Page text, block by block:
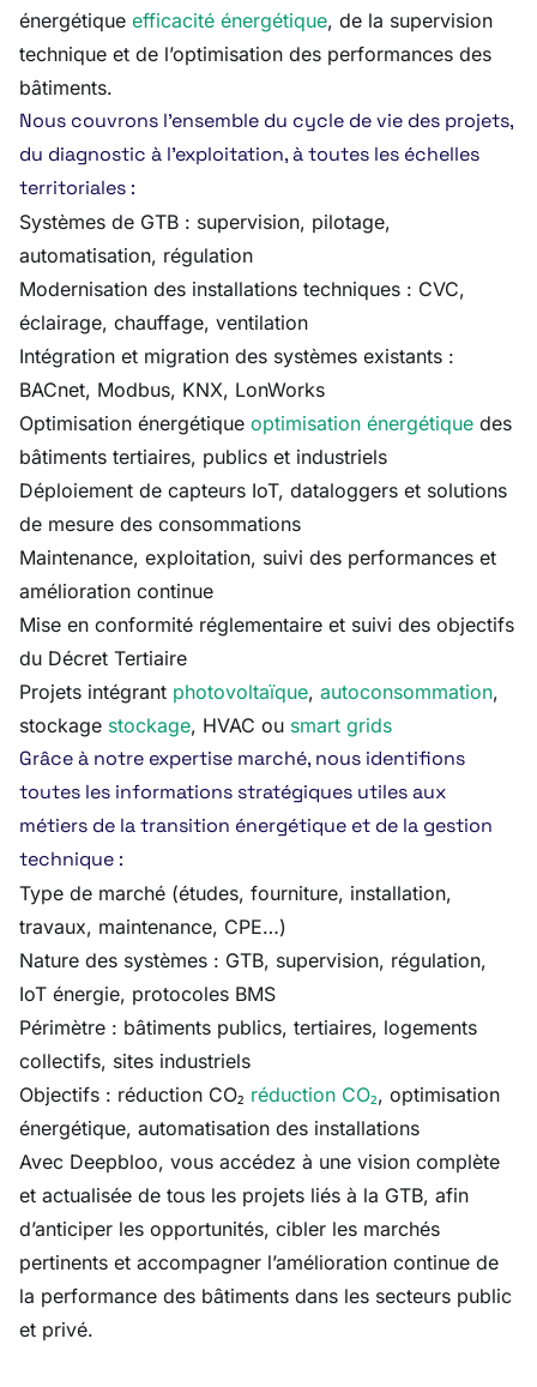
énergétique efficacité énergétique, de la supervision
technique et de l’optimisation des performances des
bâtiments.
Nous couvrons l’ensemble du cycle de vie des projets,
du diagnostic à l’exploitation, à toutes les échelles
territoriales :
Systèmes de GTB : supervision, pilotage,
automatisation, régulation
Modernisation des installations techniques : CVC,
éclairage, chauffage, ventilation
Intégration et migration des systèmes existants :
BACnet, Modbus, KNX, LonWorks
Optimisation énergétique optimisation énergétique des
bâtiments tertiaires, publics et industriels
Déploiement de capteurs IoT, dataloggers et solutions
de mesure des consommations
Maintenance, exploitation, suivi des performances et
amélioration continue
Mise en conformité réglementaire et suivi des objectifs
du Décret Tertiaire
Projets intégrant photovoltaïque, autoconsommation,
stockage stockage, HVAC ou smart grids
Grâce à notre expertise marché, nous identifions
toutes les informations stratégiques utiles aux
métiers de la transition énergétique et de la gestion
technique :
Type de marché (études, fourniture, installation,
travaux, maintenance, CPE…)
Nature des systèmes : GTB, supervision, régulation,
IoT énergie, protocoles BMS
Périmètre : bâtiments publics, tertiaires, logements
collectifs, sites industriels
Objectifs : réduction CO₂ réduction CO₂, optimisation
énergétique, automatisation des installations
Avec Deepbloo, vous accédez à une vision complète
et actualisée de tous les projets liés à la GTB, afin
d’anticiper les opportunités, cibler les marchés
pertinents et accompagner l’amélioration continue de
la performance des bâtiments dans les secteurs public
et privé.